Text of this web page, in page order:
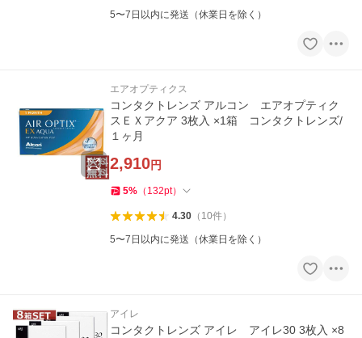
5〜7日以内に発送（休業日を除く）
エアオプティクス
コンタクトレンズ アルコン エアオプティク
スＥＸアクア 3枚入 ×1箱 コンタクトレンズ/
１ヶ月
2,910円
5% （ 132pt）
4.30（ 10件）
5〜7日以内に発送（休業日を除く）
アイレ
コンタクトレンズ アイレ アイレ30 3枚入 ×8